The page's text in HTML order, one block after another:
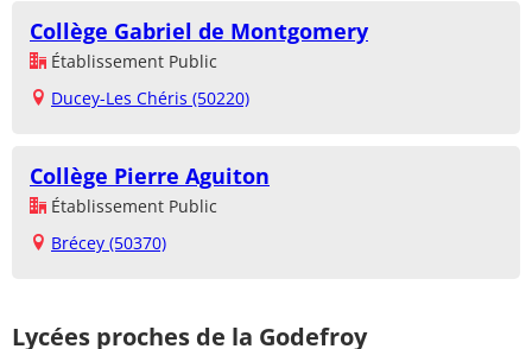
Collège Gabriel de Montgomery
Établissement Public
Ducey-Les Chéris (50220)
Collège Pierre Aguiton
Établissement Public
Brécey (50370)
Lycées proches de la Godefroy